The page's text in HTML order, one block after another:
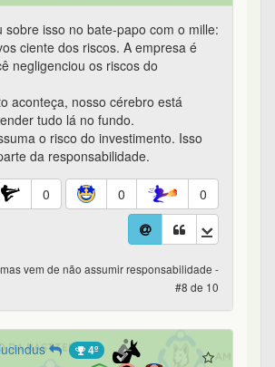
sobre isso no bate-papo com o mille:
ciente dos riscos. A empresa é
negligenciou os riscos do
aconteça, nosso cérebro está
tudo lá no fundo.
o risco do investimento. Isso
da responsabilidade.
0 0 0
vem de não assumir responsabilidade -
#8 de 10
4º